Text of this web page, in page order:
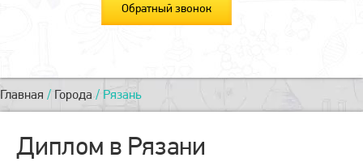
Обратный звонок
Главная / Города / Рязань
Диплом в Рязани